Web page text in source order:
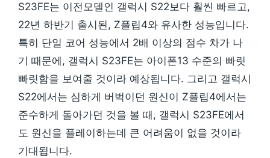
S23FE는 이전모델인 갤럭시 S22보다 훨씬 빠르고,
22년 하반기 출시된, Z플립4와 유사한 성능입니다.
특히 단일 코어 성능에서 2배 이상의 점수 차가 나
기 때문에, 갤럭시 S23FE는 아이폰13 수준의 빠릿
빠릿함을 보여줄 것이라 예상됩니다. 그리고 갤럭시
S22에서는 심하게 버벅이던 원신이 Z플립4에서는
준수하게 돌아가던 것을 볼 때, 갤럭시 S23FE에서
도 원신을 플레이하는데 큰 어려움이 없을 것이라
기대됩니다.